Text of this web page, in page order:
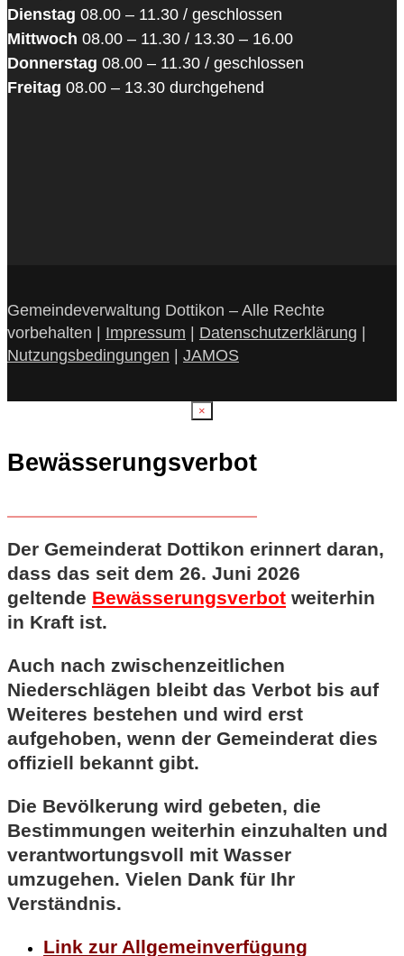
Dienstag 08.00 – 11.30 / geschlossen
Mittwoch 08.00 – 11.30 / 13.30 – 16.00
Donnerstag 08.00 – 11.30 / geschlossen
Freitag 08.00 – 13.30 durchgehend
Gemeindeverwaltung Dottikon – Alle Rechte
vorbehalten | Impressum | Datenschutzerklärung |
Nutzungsbedingungen | JAMOS
×
Bewässerungsverbot
Der Gemeinderat Dottikon erinnert daran,
dass das seit dem 26. Juni 2026
geltende Bewässerungsverbot weiterhin
in Kraft ist.
Auch nach zwischenzeitlichen
Niederschlägen bleibt das Verbot bis auf
Weiteres bestehen und wird erst
aufgehoben, wenn der Gemeinderat dies
offiziell bekannt gibt.
Die Bevölkerung wird gebeten, die
Bestimmungen weiterhin einzuhalten und
verantwortungsvoll mit Wasser
umzugehen. Vielen Dank für Ihr
Verständnis.
Link zur Allgemeinverfügung